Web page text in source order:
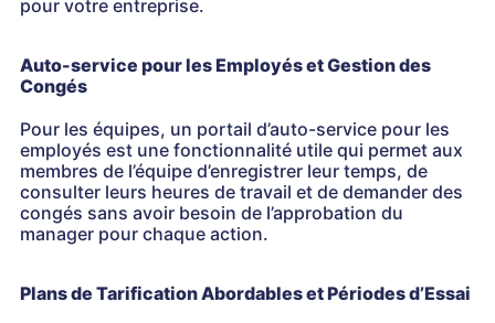
pour votre entreprise.
Auto-service pour les Employés et Gestion des
Congés
Pour les équipes, un portail d’auto-service pour les
employés est une fonctionnalité utile qui permet aux
membres de l’équipe d’enregistrer leur temps, de
consulter leurs heures de travail et de demander des
congés sans avoir besoin de l’approbation du
manager pour chaque action.
Plans de Tarification Abordables et Périodes d’Essai